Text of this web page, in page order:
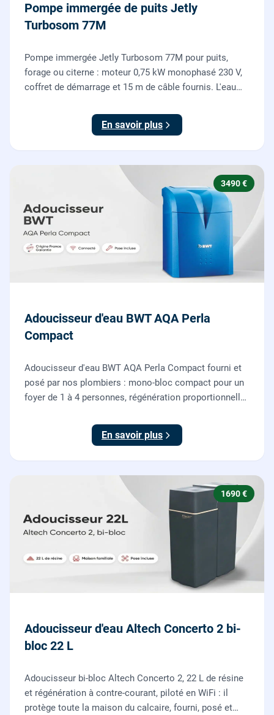
Pompe immergée de puits Jetly
Turbosom 77M
Pompe immergée Jetly Turbosom 77M pour puits,
forage ou citerne : moteur 0,75 kW monophasé 230 V,
coffret de démarrage et 15 m de câble fournis. L'eau
et posée par nos plombiers.
En savoir plus
3490 €
Adoucisseur d'eau BWT AQA Perla
Compact
Adoucisseur d'eau BWT AQA Perla Compact fourni et
posé par nos plombiers : mono-bloc compact pour un
foyer de 1 à 4 personnes, régénération proportionnelle
toute la maison du calcaire.
En savoir plus
1690 €
Adoucisseur d'eau Altech Concerto 2 bi-
bloc 22 L
Adoucisseur bi-bloc Altech Concerto 2, 22 L de résine
et régénération à contre-courant, piloté en WiFi : il
protège toute la maison du calcaire, fourni, posé et